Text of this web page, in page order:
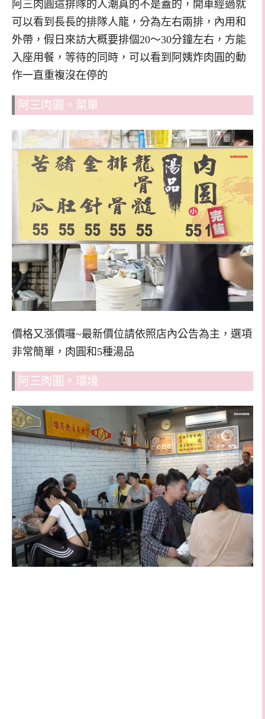
阿三肉圓這排隊的人潮真的不是蓋的，開車經過就
可以看到長長的排隊人龍，分為左右兩排，內用和
外帶，假日來訪大概要排個20～30分鐘左右，方能
入座用餐，等待的同時，可以看到阿姨炸肉圓的動
作一直重複沒在停的
阿三肉圓。菜單
價格又漲價囉~最新價位請依照店內公告為主，選項
非常簡單，肉圓和5種湯品
阿三肉圓。環境